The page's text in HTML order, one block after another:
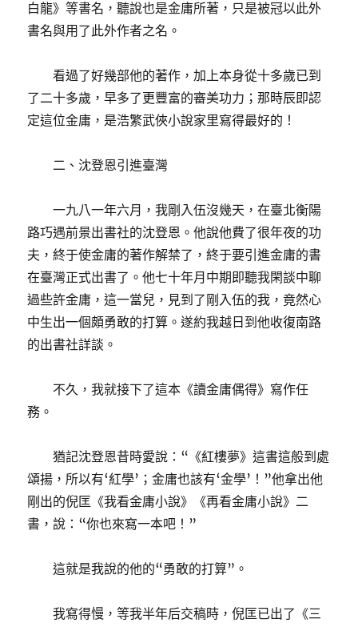
白龍》等書名，聽說也是金庸所著，只是被冠以此外
書名與用了此外作者之名。
看過了好幾部他的著作，加上本身從十多歲已到
了二十多歲，早多了更豐富的審美功力；那時辰即認
定這位金庸，是浩繁武俠小說家里寫得最好的！
二、沈登恩引進臺灣
一九八一年六月，我剛入伍沒幾天，在臺北衡陽
路巧遇前景出書社的沈登恩。他說他費了很年夜的功
夫，終于使金庸的著作解禁了，終于要引進金庸的書
在臺灣正式出書了。他七十年月中期即聽我閑談中聊
過些許金庸，這一當兒，見到了剛入伍的我，竟然心
中生出一個頗勇敢的打算。遂約我越日到他收復南路
的出書社詳談。
不久，我就接下了這本《讀金庸偶得》寫作任
務。
猶記沈登恩昔時愛說：“《紅樓夢》這書這般到處
頌揚，所以有‘紅學’；金庸也該有‘金學’！”他拿出他
剛出的倪匡《我看金庸小說》《再看金庸小說》二
書，說：“你也來寫一本吧！”
這就是我說的他的“勇敢的打算”。
我寫得慢，等我半年后交稿時，倪匡已出了《三